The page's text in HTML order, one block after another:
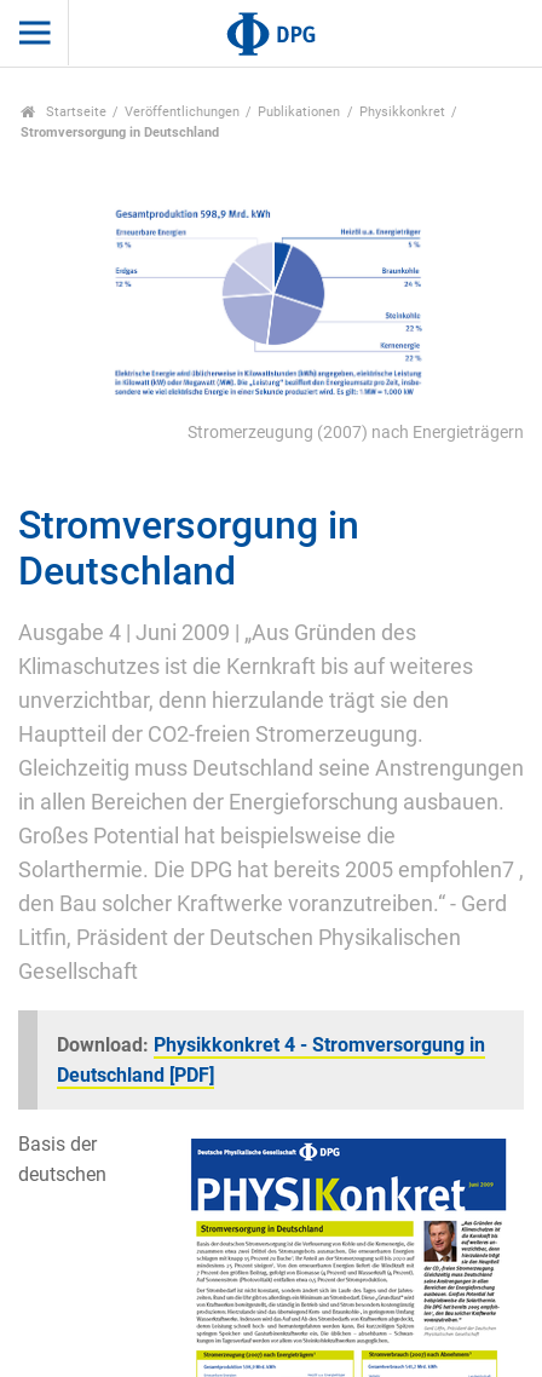
Startseite Veröffentlichungen Publikationen
Physikkonkret
Stromversorgung in Deutschland
Stromerzeugung (2007) nach Energieträgern
Stromversorgung in
Deutschland
Ausgabe 4 | Juni 2009 | „Aus Gründen des
Klimaschutzes ist die Kernkraft bis auf weiteres
unverzichtbar, denn hierzulande trägt sie den
Hauptteil der CO2-freien Stromerzeugung.
Gleichzeitig muss Deutschland seine Anstrengungen
in allen Bereichen der Energieforschung ausbauen.
Großes Potential hat beispielsweise die
Solarthermie. Die DPG hat bereits 2005 empfohlen7 ,
den Bau solcher Kraftwerke voranzutreiben.“ - Gerd
Litfin, Präsident der Deutschen Physikalischen
Gesellschaft
Download: Physikkonkret 4 - Stromversorgung in
Deutschland [PDF]
Basis der
deutschen